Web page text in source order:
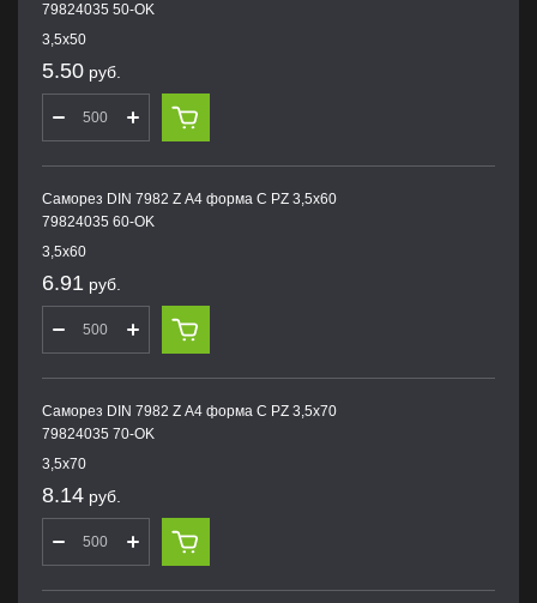
79824035 50-OK
3,5х50
5.50 руб.
Саморез DIN 7982 Z А4 форма С PZ 3,5х60
79824035 60-OK
3,5х60
6.91 руб.
Саморез DIN 7982 Z А4 форма С PZ 3,5х70
79824035 70-OK
3,5х70
8.14 руб.